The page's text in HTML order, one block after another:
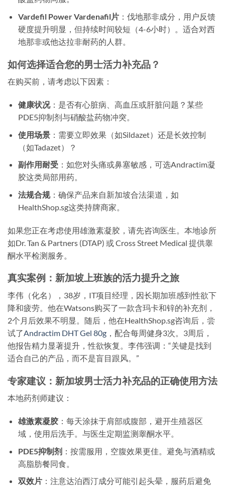
Vardefil Power Vardenafil片：伐地那非成分，用户反馈
硬度提升明显，但持续时间较短（4-6小时）。适合对西
地那非或他达拉非耐药的人群。
如何选择适合您的男士活力补充品？
在购买前，请考虑以下因素：
健康状况：是否有心脏病、高血压或肝脏问题？某些
PDE5抑制剂与硝酸盐药物冲突。
使用场景：需要立即效果（如Sildazet）还是长效控制
（如Tadazet）？
副作用耐受：如您对头痛或鼻塞敏感，可选Andractim凝
胶这类局部用药。
法规合规：确保产品来自新加坡合法渠道，如
HealthShop.sg这类持牌商家。
如果您正在考虑使用雄激素凝胶，请先咨询医生。本地诊所
如Dr. Tan & Partners (DTAP) 或 Cross Street Medical 提供睾
酮水平检测服务。
真实案例：新加坡上班族的活力提升之旅
李伟（化名），38岁，IT项目经理，因长期加班感到性欲下
降和疲劳。他在Watsons购买了一款含玛卡和锌的补充剂，
2个月后效果不明显。随后，他在HealthShop.sg咨询后，尝
试了Andractim DHT Gel 80g ，配合每周健身3次。3周后，
他报告精力显著提升，性欲恢复。李伟强调：“关键是找到
适合自己的产品，而不是盲目跟风。”
专家建议：新加坡男士活力补充品的正确使用方法
本地药剂师建议：
雄激素凝胶：每天涂抹于肩部或腹部，避开生殖器区
域，使用后洗手。与医生定期监测睾酮水平。
PDE5抑制剂：按需服用，空腹效果更佳。避免与酒精或
高脂肪餐同食。
双效片：注意达泊西汀成分可能引起头晕，服药后避免